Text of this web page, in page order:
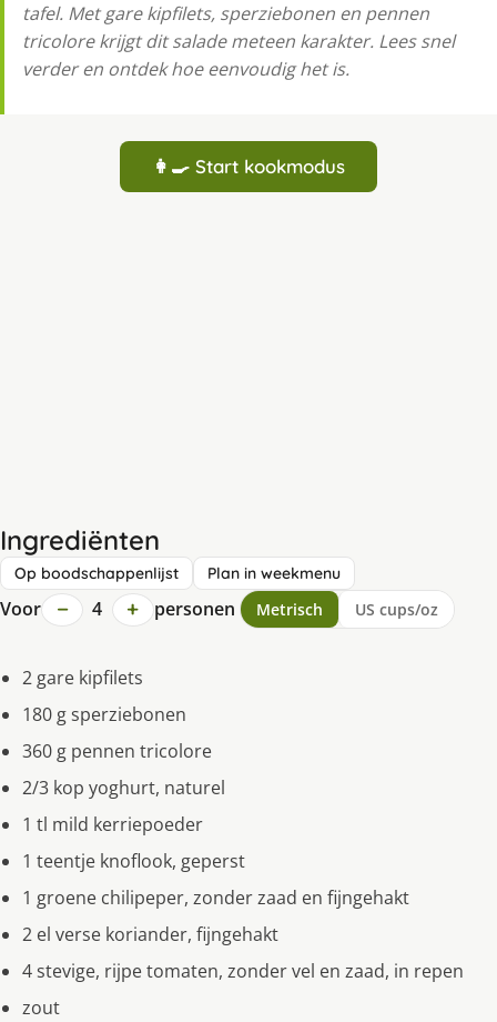
tafel. Met gare kipfilets, sperziebonen en pennen
tricolore krijgt dit salade meteen karakter. Lees snel
verder en ontdek hoe eenvoudig het is.
👩‍🍳 Start kookmodus
Ingrediënten
Op boodschappenlijst Plan in weekmenu
Voor − 4 + personen Metrisch US cups/oz
2 gare kipfilets
180 g sperziebonen
360 g pennen tricolore
2/3 kop yoghurt, naturel
1 tl mild kerriepoeder
1 teentje knoflook, geperst
1 groene chilipeper, zonder zaad en fijngehakt
2 el verse koriander, fijngehakt
4 stevige, rijpe tomaten, zonder vel en zaad, in repen
zout